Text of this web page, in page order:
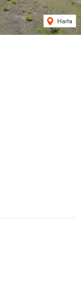
Harta
de amploare.